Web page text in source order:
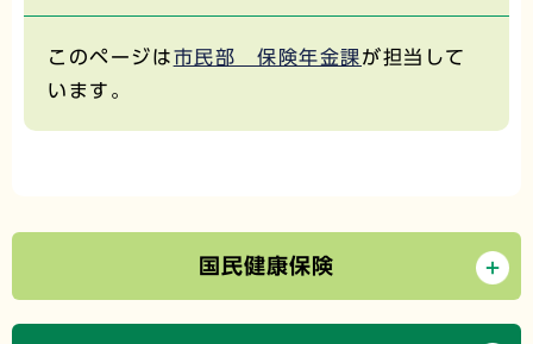
このページは市民部 保険年金課が担当して
います。
国民健康保険